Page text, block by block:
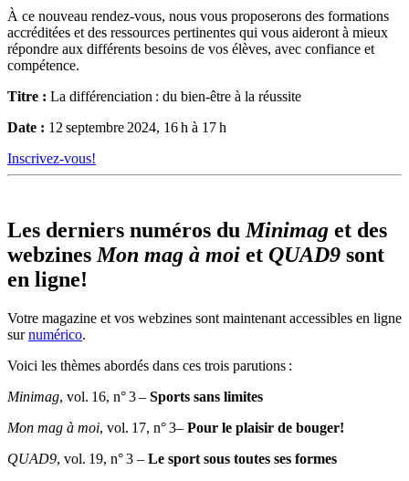
À ce nouveau rendez-vous, nous vous proposerons des formations
accréditées et des ressources pertinentes qui vous aideront à mieux
répondre aux différents besoins de vos élèves, avec confiance et
compétence.
Titre : La différenciation : du bien-être à la réussite
Date : 12 septembre 2024, 16 h à 17 h
Inscrivez-vous!
Les derniers numéros du Minimag et des
webzines Mon mag à moi et QUAD9 sont
en ligne!
Votre magazine et vos webzines sont maintenant accessibles en ligne
surnumérico.
Voici les thèmes abordés dans ces trois parutions :
Minimag, vol. 16, n° 3 – Sports sans limites
Mon mag à moi, vol. 17, n° 3– Pour le plaisir de bouger!
QUAD9, vol. 19, n° 3 – Le sport sous toutes ses formes